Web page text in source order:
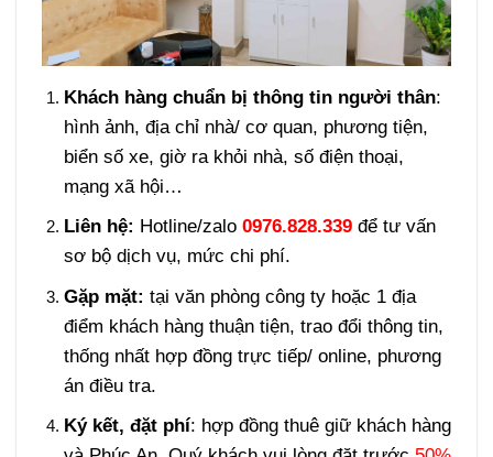
Khách hàng chuẩn bị thông tin người thân:
hình ảnh, địa chỉ nhà/ cơ quan, phương tiện,
biển số xe, giờ ra khỏi nhà, số điện thoại,
mạng xã hội…
Liên hệ: Hotline/zalo 0976.828.339để tư vấn
sơ bộ dịch vụ, mức chi phí.
Gặp mặt: tại văn phòng công ty hoặc 1 địa
điểm khách hàng thuận tiện, trao đổi thông tin,
thống nhất hợp đồng trực tiếp/ online, phương
án điều tra.
Ký kết, đặt phí: hợp đồng thuê giữ khách hàng